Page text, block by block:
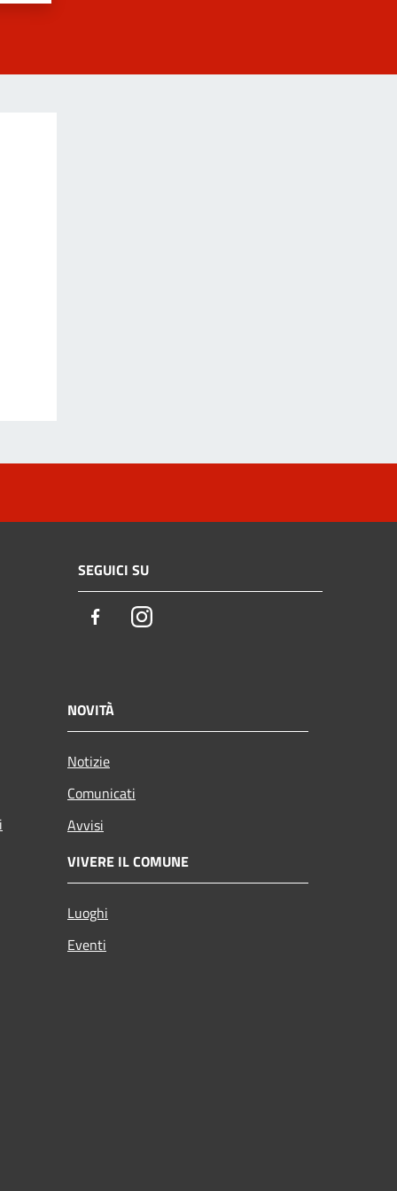
SEGUICI SU
FacebookInstagram
NOVITÀ
Notizie
Comunicati
Avvisi
VIVERE IL COMUNE
Luoghi
Eventi